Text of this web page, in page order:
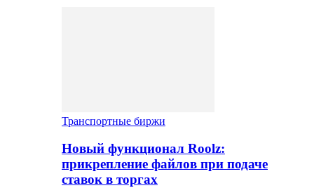
Транспортные биржи
Новый функционал Roolz:
прикрепление файлов при подаче
ставок в торгах